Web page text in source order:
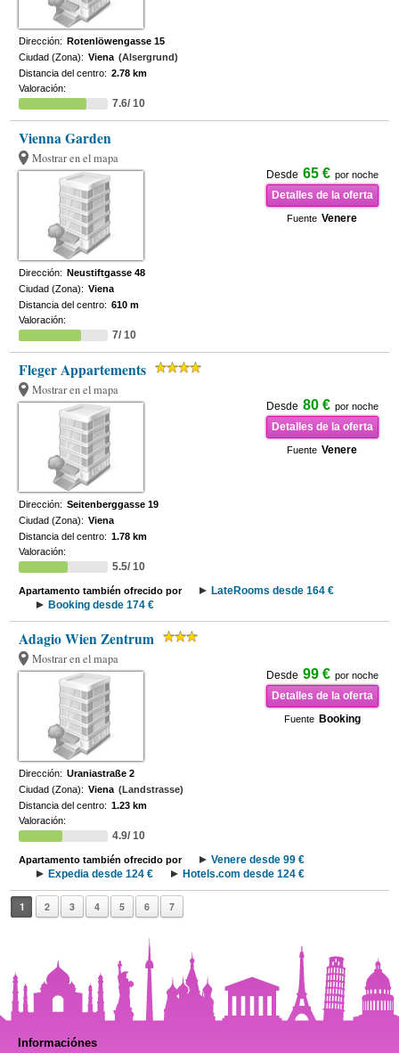
Dirección: Rotenlöwengasse 15
Ciudad (Zona): Viena (Alsergrund)
Distancia del centro: 2.78 km
Valoración:
7.6/ 10
Vienna Garden
Mostrar en el mapa
Desde 65 € por noche
Detalles de la oferta
Fuente Venere
Dirección: Neustiftgasse 48
Ciudad (Zona): Viena
Distancia del centro: 610 m
Valoración:
7/ 10
Fleger Appartements
Mostrar en el mapa
Desde 80 € por noche
Detalles de la oferta
Fuente Venere
Dirección: Seitenberggasse 19
Ciudad (Zona): Viena
Distancia del centro: 1.78 km
Valoración:
5.5/ 10
Apartamento también ofrecido por
LateRooms desde 164 €
Booking desde 174 €
Adagio Wien Zentrum
Mostrar en el mapa
Desde 99 € por noche
Detalles de la oferta
Fuente Booking
Dirección: Uraniastraße 2
Ciudad (Zona): Viena (Landstrasse)
Distancia del centro: 1.23 km
Valoración:
4.9/ 10
Apartamento también ofrecido por
Venere desde 99 €
Expedia desde 124 €
Hotels.com desde 124 €
1 2 3 4 5 6 7
Informaciónes